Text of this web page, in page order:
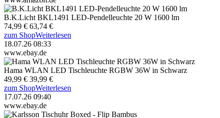
B.K.Licht BKL1491 LED-Pendelleuchte 20 W 1600 lm
74,99 € 63,74 €
zum ShopWeiterlesen
18.07.26 08:33
www.ebay.de
Hama WLAN LED Tischleuchte RGBW 36W in Schwarz
49,99 € 39,99 €
zum ShopWeiterlesen
17.07.26 09:40
www.ebay.de